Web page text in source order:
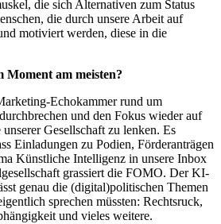
die sich Alternativen zum Status
die durch unsere Arbeit auf
motiviert werden, diese in die
Moment am meisten?
Echokammer rund um
und den Fokus wieder auf
Gesellschaft zu lenken. Es
Einladungen zu Podien, Förderanträgen
Künstliche Intelligenz in unsere Inbox
grassiert die FOMO. Der KI-
genau die (digital)politischen Themen
sprechen müssten: Rechtsruck,
und vieles weitere.